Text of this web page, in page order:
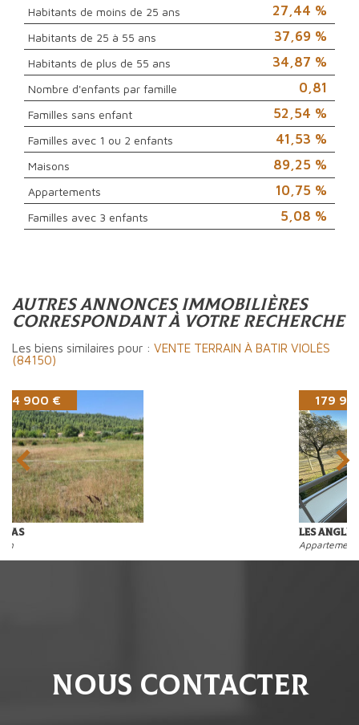
Habitants de moins de 25 ans 27,44 %
Habitants de 25 à 55 ans 37,69 %
Habitants de plus de 55 ans 34,87 %
Nombre d'enfants par famille 0,81
Familles sans enfant 52,54 %
Familles avec 1 ou 2 enfants 41,53 %
Maisons 89,25 %
Appartements 10,75 %
Familles avec 3 enfants 5,08 %
autres annonces immobilières
correspondant à votre recherche
Les biens similaires pour : VENTE TERRAIN À BATIR VIOLÈS
(84150)
nous contacter